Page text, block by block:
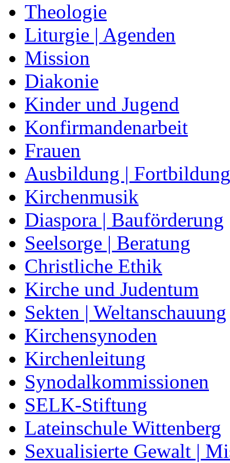
Theologie
Liturgie | Agenden
Mission
Diakonie
Kinder und Jugend
Konfirmandenarbeit
Frauen
Ausbildung | Fortbildung
Kirchenmusik
Diaspora | Bauförderung
Seelsorge | Beratung
Christliche Ethik
Kirche und Judentum
Sekten | Weltanschauung
Kirchensynoden
Kirchenleitung
Synodalkommissionen
SELK-Stiftung
Lateinschule Wittenberg
Sexualisierte Gewalt |